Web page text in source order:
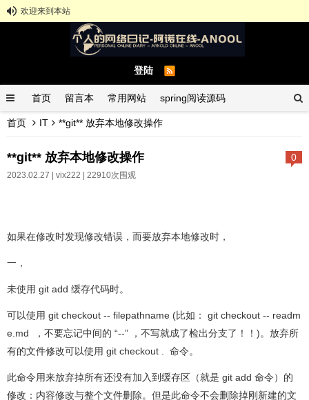
欢迎来到本站
登陆
首页 留言本 常用网站 spring阅读源码
spring示例demo GitHub中文排行榜
首页 IT **git** 放弃本地修改操作
0
**git** 放弃本地修改操作
2023.02.27 | vix222 | 22910次围观
如果在修改时发现修改错误，而要放弃本地修改时，
一，
未使用 git add 缓存代码时。
可以使用 git checkout -- filepathname (比如： git checkout -- readm
e.md ，不要忘记中间的 “--” ，不写就成了检出分支了！！)。放弃所
有的文件修改可以使用 git checkout . 命令。
此命令用来放弃掉所有还没有加入到缓存区（就是 git add 命令）的
修改：内容修改与整个文件删除。但是此命令不会删除掉刚新建的文